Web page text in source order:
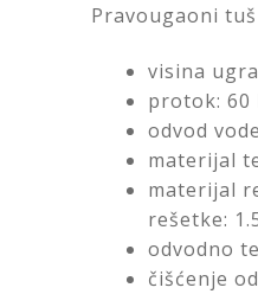
Pravougaoni
visina
protok: 60
odvod
materijal
materijal
rešetke:
odvodno
čišćenje